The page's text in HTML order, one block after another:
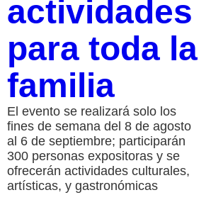
actividades
para toda la
familia
El evento se realizará solo los
fines de semana del 8 de agosto
al 6 de septiembre; participarán
300 personas expositoras y se
ofrecerán actividades culturales,
artísticas, y gastronómicas